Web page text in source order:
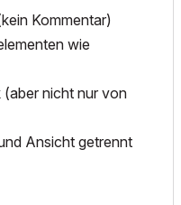
Kommentar)
wie
(aber nicht nur von
Ansicht getrennt